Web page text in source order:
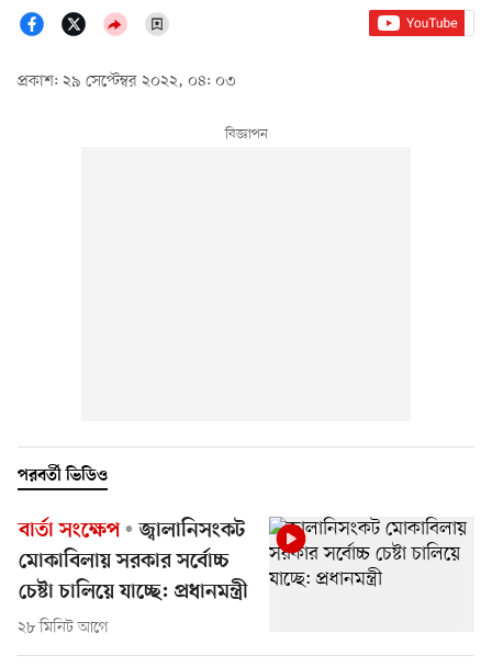
প্রকাশ: ২৯ সেপ্টেম্বর ২০২২, ০৪: ০৩
পরবর্তী ভিডিও
বার্তা সংক্ষেপ
জ্বালানিসংকট
মোকাবিলায় সরকার সর্বোচ্চ
চেষ্টা চালিয়ে যাচ্ছে: প্রধানমন্ত্রী
২৮ মিনিট আগে